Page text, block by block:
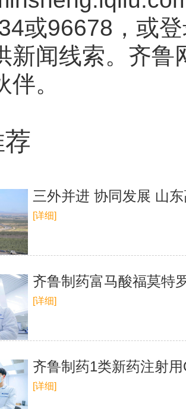
或96678，或
新闻线索。齐鲁
。
三外并进 协同发展 山
[详细]
齐鲁制药富马酸福莫特
[详细]
齐鲁制药1类新药注射
[详细]